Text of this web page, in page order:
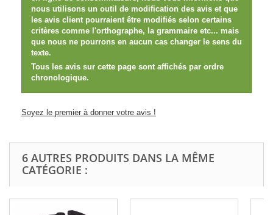
nous utilisons un outil de modification des avis et que
les avis client pourraient être modifiés selon certains
critères comme l'orthographe, la grammaire etc... mais
que nous ne pourrons en aucun cas changer le sens du
texte.
Tous les avis sur cette page sont affichés par ordre
chronologique.
Soyez le premier à donner votre avis !
6 AUTRES PRODUITS DANS LA MÊME
CATÉGORIE :